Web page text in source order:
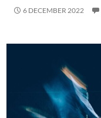
6 DECEMBER 2022